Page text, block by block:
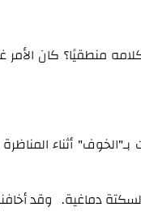
منطقيًا؟ كان الأمر
أثناء المناظرة
لسكتة دماغية. وقد